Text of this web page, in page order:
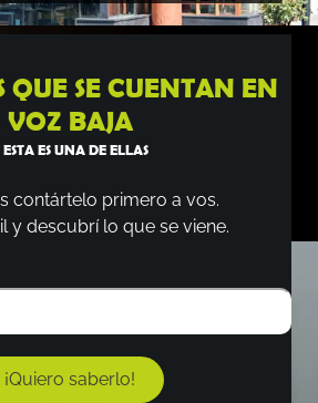
HACER Y LO HICIMOS!
de la novedad
en el corazón de Pocitos
QUE SE CUENTAN EN
VOZ BAJA
ESTA ES UNA DE ELLAS
contártelo primero a vos.
y descubrí lo que se viene.
¡Quiero saberlo!